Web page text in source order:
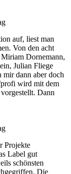
auf, liest man
Von den acht
Dornemann,
Julian Fliege
mir dann aber doch
wird mit dem
Dann
Projekte
Label gut
schönsten
Die